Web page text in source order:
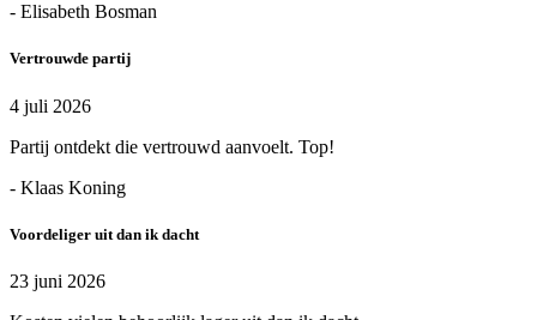
- Elisabeth Bosman
Vertrouwde partij
4 juli 2026
Partij ontdekt die vertrouwd aanvoelt. Top!
- Klaas Koning
Voordeliger uit dan ik dacht
23 juni 2026